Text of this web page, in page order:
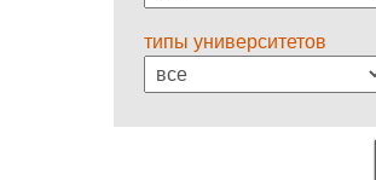
типы университетов